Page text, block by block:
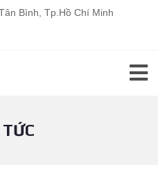
Bình, Tp.Hồ Chí Minh